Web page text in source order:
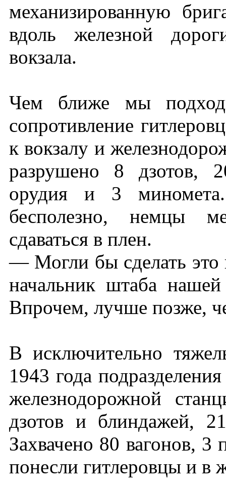
механизированную
вдоль железной
вокзала.
Чем ближе мы
сопротивление
к вокзалу и
разрушено 8 дзотов,
орудия и 3
бесполезно, немцы
сдаваться в плен.
— Могли бы сделать это
начальник штаба
Впрочем, лучше позже,
В исключительно
1943 года
железнодорожной
дзотов и блиндажей,
Захвачено 80 вагонов, 3
понесли гитлеровцы и в